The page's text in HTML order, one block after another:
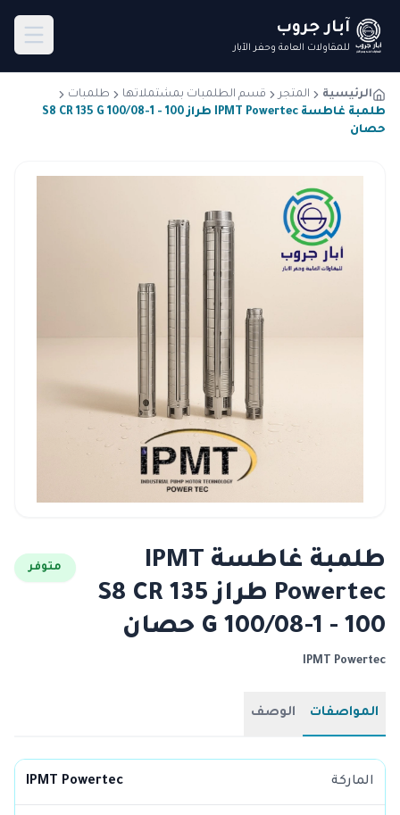
آبار جروب
للمقاولات العامة وحفر الآبار
الرئيسية المتجر قسم الطلمبات بمشتملاتها
طلمبات
طلمبة غاطسة IPMT Powertec طراز S8 CR 135 G 100/08-1 - 100
حصان
طلمبة غاطسة IPMT
Powertec طراز S8 CR 135
G 100/08-1 - 100 حصان
متوفر
IPMT Powertec
المواصفات الوصف
الماركة IPMT Powertec